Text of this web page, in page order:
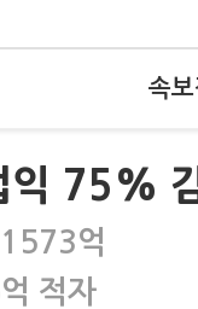
속보
익 75%
억
적자